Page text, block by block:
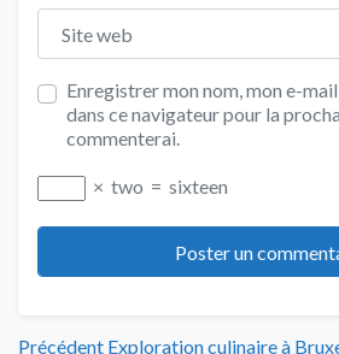
Site web
Enregistrer mon nom, mon e-
dans ce navigateur pour la
commenterai.
× two = sixteen
Précédent Article
Exploration culinaire à